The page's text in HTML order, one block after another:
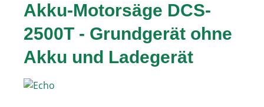
Akku-Motorsäge DCS-
2500T - Grundgerät ohne
Akku und Ladegerät